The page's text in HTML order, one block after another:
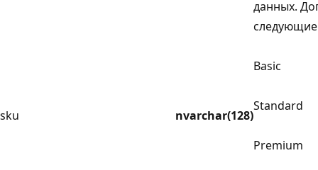
sku nvarchar(128)
данных.
Basic
Standard
Premium